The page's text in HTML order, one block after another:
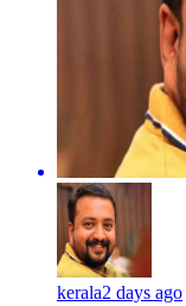
kerala2 days ago